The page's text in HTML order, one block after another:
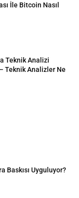
İle Bitcoin Nasıl
Teknik Analizi
– Teknik Analizler Ne
Baskısı Uyguluyor?